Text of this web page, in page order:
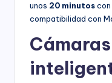
unos 20 minutos
compatibilidad con